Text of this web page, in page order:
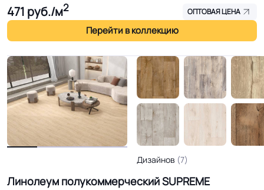
471 руб./м2 ОПТОВАЯ ЦЕНА
Перейти в коллекцию
Линолеум полукоммерческий SUPREME
Дизайнов (7)